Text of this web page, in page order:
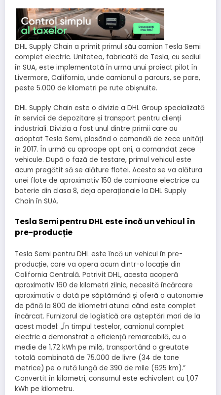
DHL Supply Chain a primit primul său camion Tesla Semi
complet electric. Unitatea, fabricată de Tesla, cu sediul
în SUA, este implementată în urma unui proiect pilot în
Livermore, California, unde camionul a parcurs, se pare,
peste 5.000 de kilometri pe rute obișnuite.
DHL Supply Chain este o divizie a DHL Group specializată
în servicii de depozitare și transport pentru clienți
industriali. Divizia a fost unul dintre primii care au
adoptat Tesla Semi, plasând o comandă de zece unități
în 2017. În urmă cu aproape opt ani, a comandat zece
vehicule. După o fază de testare, primul vehicul este
acum pregătit să se alăture flotei. Acesta se va alătura
unei flote de aproximativ 150 de camioane electrice cu
baterie din clasa 8, deja operaționale la DHL Supply
Chain în SUA.
Tesla Semi pentru DHL este încă un vehicul în
pre-producție
Tesla Semi pentru DHL este încă un vehicul în pre-
producție, care va opera acum dintr-o locație din
California Centrală. Potrivit DHL, acesta acoperă
aproximativ 160 de kilometri zilnic, necesită încărcare
aproximativ o dată pe săptămână și oferă o autonomie
de până la 800 de kilometri atunci când este complet
încărcat. Furnizorul de logistică are așteptări mari de la
acest model: „În timpul testelor, camionul complet
electric a demonstrat o eficiență remarcabilă, cu o
medie de 1,72 kWh pe milă, transportând o greutate
totală combinată de 75.000 de livre (34 de tone
metrice) pe o rută lungă de 390 de mile (625 km).”
Convertit în kilometri, consumul este echivalent cu 1,07
kWh pe kilometru.